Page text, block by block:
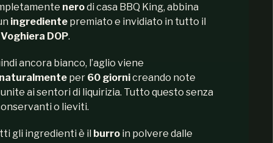
nerodi casa BBQ King, abbina
ingredientepremiato e invidiato in tutto il
Voghiera DOP.
ancora bianco, l’aglio viene
naturalmenteper 60 giornicreando note
ai sentori di liquirizia. Tutto questo senza
o lieviti.
gli ingredienti è il burroin polvere dalle